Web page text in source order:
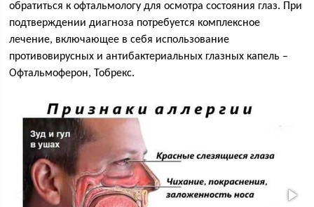
обратиться к офтальмологу для осмотра состояния глаз. При
подтверждении диагноза потребуется комплексное
лечение, включающее в себя использование
противовирусных и антибактериальных глазных капель –
Офтальмоферон, Тобрекс.